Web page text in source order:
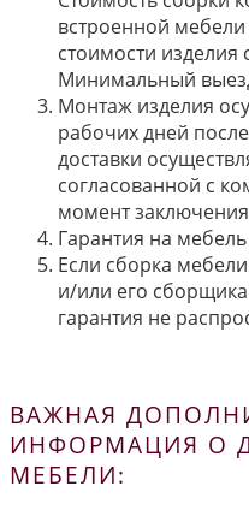
встроенной
стоимости изделия
Минимальный
Монтаж изделия
рабочих дней
доставки
согласованной с
момент
Гарантия на
Если сборка
и/или его
гарантия не
ВАЖНАЯ
ИНФОРМАЦИЯ О
МЕБЕЛИ: